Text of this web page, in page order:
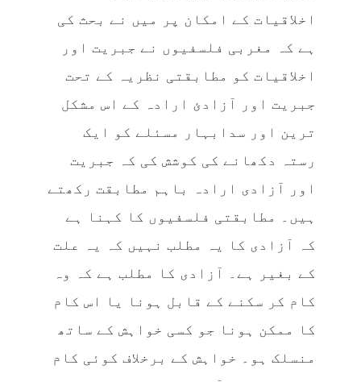
اخلاقیات کے امکان پر میں نے بحث کی
ہے کہ مغربی فلسفیوں نے جبریت اور
اخلاقیات کو مطابقتی نظریہ کے تحت
جبریت اور آزادئ ارادہ کے اس مشکل
ترین اور سدابہار مسئلے کو ایک
رستہ دکھانے کی کوشش کی کہ جبریت
اور آزادی ارادہ باہم مطابقت رکھتے
ہیں۔ مطابقتی فلسفیوں کا کہنا ہے
کہ آزادی کا یہ مطلب نہیں کہ یہ علت
کے بغیر ہے۔ آزادی کا مطلب ہے کہ وہ
کام کر سکنے کے قابل ہونا یا اس کام
کا ممکن ہونا جو کسی خواہش کے ساتھ
منسلک ہو۔ خواہش کے برخلاف کوئی کام